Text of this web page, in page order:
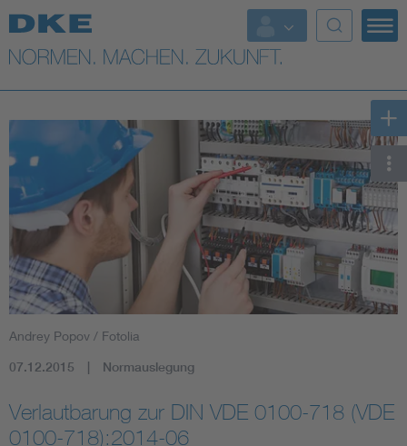
Top-Themen
VDE Fokusthemen
Digital Security
Energy
Industry
Mobility
Andrey Popov / Fotolia
07.12.2015 Normauslegung
Verlautbarung zur DIN VDE 0100-718 (VDE
0100-718):2014-06